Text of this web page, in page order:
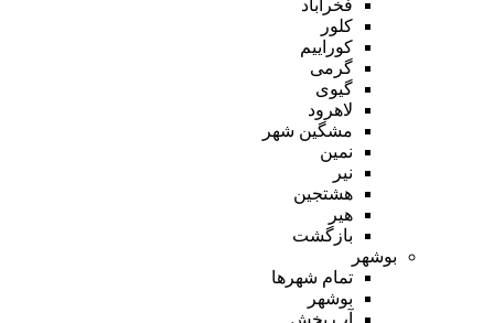
فخرآباد
کلور
کوراییم
گرمی
گیوی
لاهرود
مشگین شهر
نمین
نیر
هشتجین
هیر
بازگشت
بوشهر
تمام شهر‌ها
بوشهر
آب پخش